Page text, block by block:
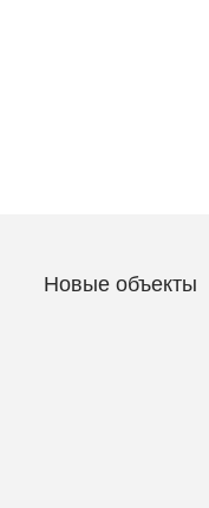
Новые объекты